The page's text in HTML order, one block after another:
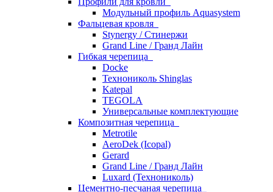
Модульный профиль Aquasystem
Фальцевая кровля
Stynergy / Стинержи
Grand Line / Гранд Лайн
Гибкая черепица
Docke
Технониколь Shinglas
Katepal
TEGOLA
Универсальные комплектующие
Композитная черепица
Metrotile
AeroDek (Icopal)
Gerard
Grand Line / Гранд Лайн
Luxard (Технониколь)
Цементно-песчаная черепица